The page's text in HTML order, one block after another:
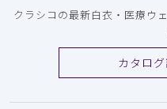
クラシコの最新白衣・医療ウ
カタロ